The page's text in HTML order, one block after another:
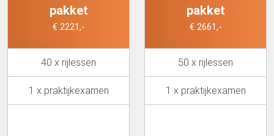
pakket
€ 2221,-
40 x rijlessen
1 x praktijkexamen
pakket
€ 2661,-
50 x rijlessen
1 x praktijkexamen